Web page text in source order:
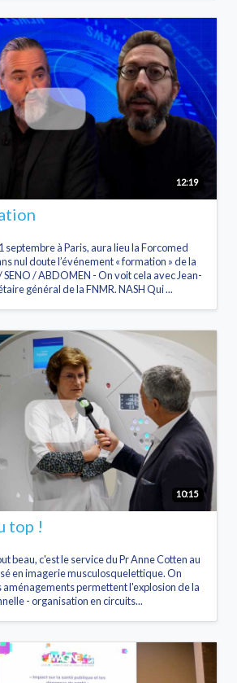
12:19
septembre à Paris, aura lieu la Forcomed
nul doute l’événement « formation » de la
/ ABDOMEN - On voit cela avec Jean-
général de la FNMR. NASH Qui ...
10:15
top !
beau, c'est le service du Pr Anne Cotten au
en imagerie musculosquelettique. On
permettent l'explosion de la
- organisation en circuits...